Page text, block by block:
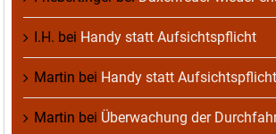
I.H. bei Handy statt Aufsichtspflicht
Martin bei Handy statt Aufsichtspflicht
Martin bei Überwachung der